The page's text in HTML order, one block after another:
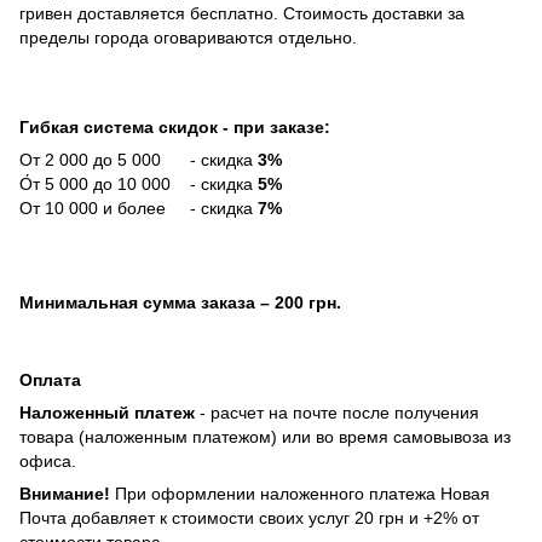
гривен доставляется бесплатно. Стоимость доставки за
пределы города оговариваются отдельно.
Гибкая система скидок - при заказе:
От 2 000 до 5 000 - скидка 3%
О́т 5 000 до 10 000 - скидка 5%
От 10 000 и более - скидка 7%
Минимальная сумма заказа – 200 грн.
Оплата
Наложенный платеж - расчет на почте после получения
товара (наложенным платежом) или во время самовывоза из
офиса.
Внимание! При оформлении наложенного платежа Новая
Почта добавляет к стоимости своих услуг 20 грн и +2% от